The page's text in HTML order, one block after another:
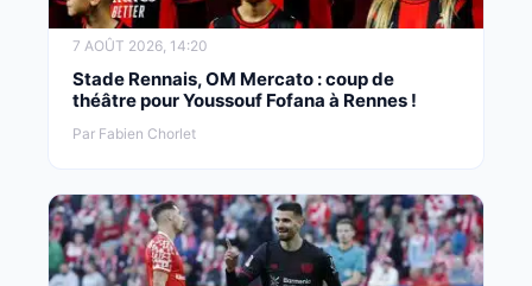
7 AOÛT 2026, 14:20
Stade Rennais, OM Mercato : coup de
théâtre pour Youssouf Fofana à Rennes !
Par Fabien Chorlet